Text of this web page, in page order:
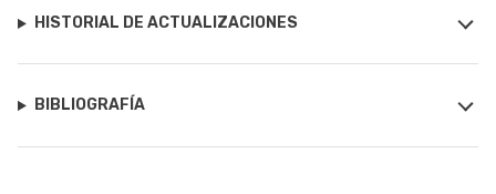
HISTORIAL DE ACTUALIZACIONES
BIBLIOGRAFÍA